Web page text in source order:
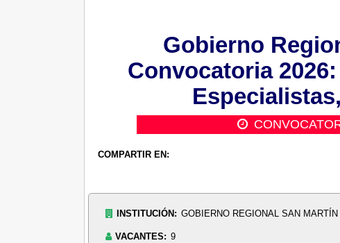
Gobierno
Convocatoria
COMPARTIR EN:
INSTITUCIÓN: GOBIERNO REGIONAL SAN MARTÍN
VACANTES: 9